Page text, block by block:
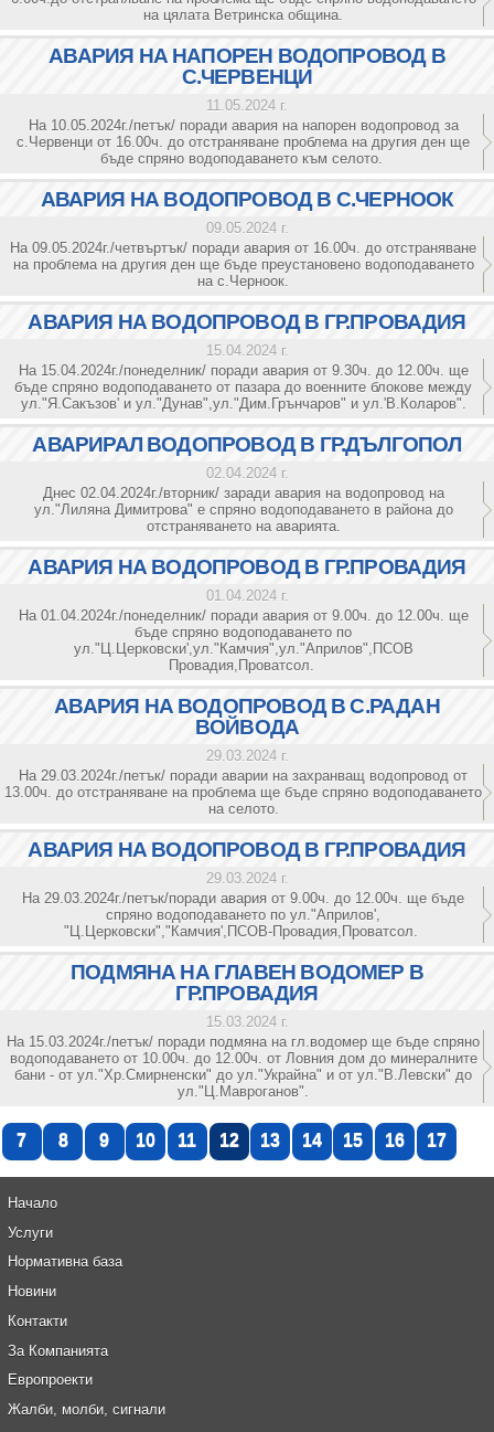
на цялата Ветринска община.
АВАРИЯ НА НАПОРЕН ВОДОПРОВОД В
С.ЧЕРВЕНЦИ
11.05.2024 г.
На 10.05.2024г./петък/ поради авария на напорен водопровод за
с.Червенци от 16.00ч. до отстраняване проблема на другия ден ще
бъде спряно водоподаването към селото.
АВАРИЯ НА ВОДОПРОВОД В С.ЧЕРНООК
09.05.2024 г.
На 09.05.2024г./четвъртък/ поради авария от 16.00ч. до отстраняване
на проблема на другия ден ще бъде преустановено водоподаването
на с.Черноок.
АВАРИЯ НА ВОДОПРОВОД В ГР.ПРОВАДИЯ
15.04.2024 г.
На 15.04.2024г./понеделник/ поради авария от 9.30ч. до 12.00ч. ще
бъде спряно водоподаването от пазара до военните блокове между
ул."Я.Сакъзов' и ул."Дунав",ул."Дим.Грънчаров" и ул.'В.Коларов".
АВАРИРАЛ ВОДОПРОВОД В ГР.ДЪЛГОПОЛ
02.04.2024 г.
Днес 02.04.2024г./вторник/ заради авария на водопровод на
ул."Лиляна Димитрова" е спряно водоподаването в района до
отстраняването на аварията.
АВАРИЯ НА ВОДОПРОВОД В ГР.ПРОВАДИЯ
01.04.2024 г.
На 01.04.2024г./понеделник/ поради авария от 9.00ч. до 12.00ч. ще
бъде спряно водоподаването по
ул."Ц.Церковски',ул."Камчия",ул."Априлов",ПСОВ
Провадия,Проватсол.
АВАРИЯ НА ВОДОПРОВОД В С.РАДАН
ВОЙВОДА
29.03.2024 г.
На 29.03.2024г./петък/ поради аварии на захранващ водопровод от
13.00ч. до отстраняване на проблема ще бъде спряно водоподаването
на селото.
АВАРИЯ НА ВОДОПРОВОД В ГР.ПРОВАДИЯ
29.03.2024 г.
На 29.03.2024г./петък/поради авария от 9.00ч. до 12.00ч. ще бъде
спряно водоподаването по ул."Априлов',
"Ц.Церковски","Камчия',ПСОВ-Провадия,Проватсол.
ПОДМЯНА НА ГЛАВЕН ВОДОМЕР В
ГР.ПРОВАДИЯ
15.03.2024 г.
На 15.03.2024г./петък/ поради подмяна на гл.водомер ще бъде спряно
водоподаването от 10.00ч. до 12.00ч. от Ловния дом до минералните
бани - от ул."Хр.Смирненски" до ул."Украйна" и от ул."В.Левски" до
ул."Ц.Мавроганов".
7 8 9 10 11 12 13 14 15 16 17
Начало
Услуги
Нормативна база
Новини
Контакти
За Компанията
Европроекти
Жалби, молби, сигнали